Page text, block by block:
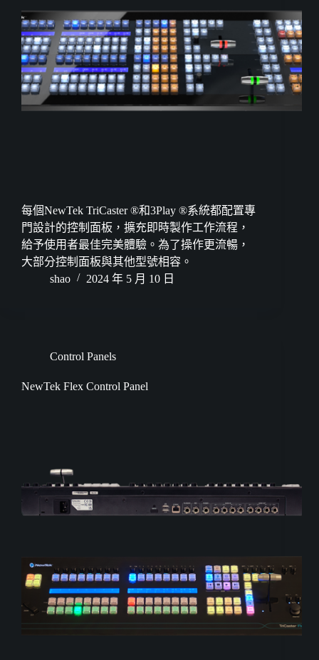
每個NewTek TriCaster ®和3Play ®系統都配置專
門設計的控制面板，擴充即時製作工作流程，
給予使用者最佳完美體驗。為了操作更流暢，
大部分控制面板與其他型號相容。
shao
2024 年 5 月 10 日
Control Panels
NewTek Flex Control Panel